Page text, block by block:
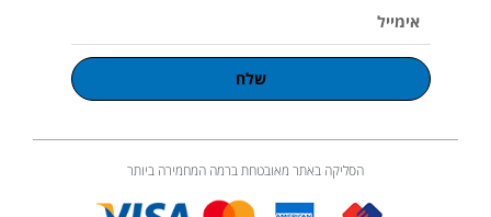
שלח
הסליקה באתר מאובטחת ברמה המחמירה ביותר